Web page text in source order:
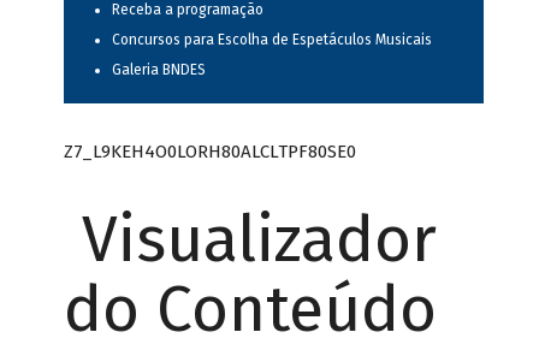
Receba a programação
Concursos para Escolha de Espetáculos Musicais
Galeria BNDES
Z7_L9KEH4O0LORH80ALCLTPF80SE0
Visualizador
do Conteúdo